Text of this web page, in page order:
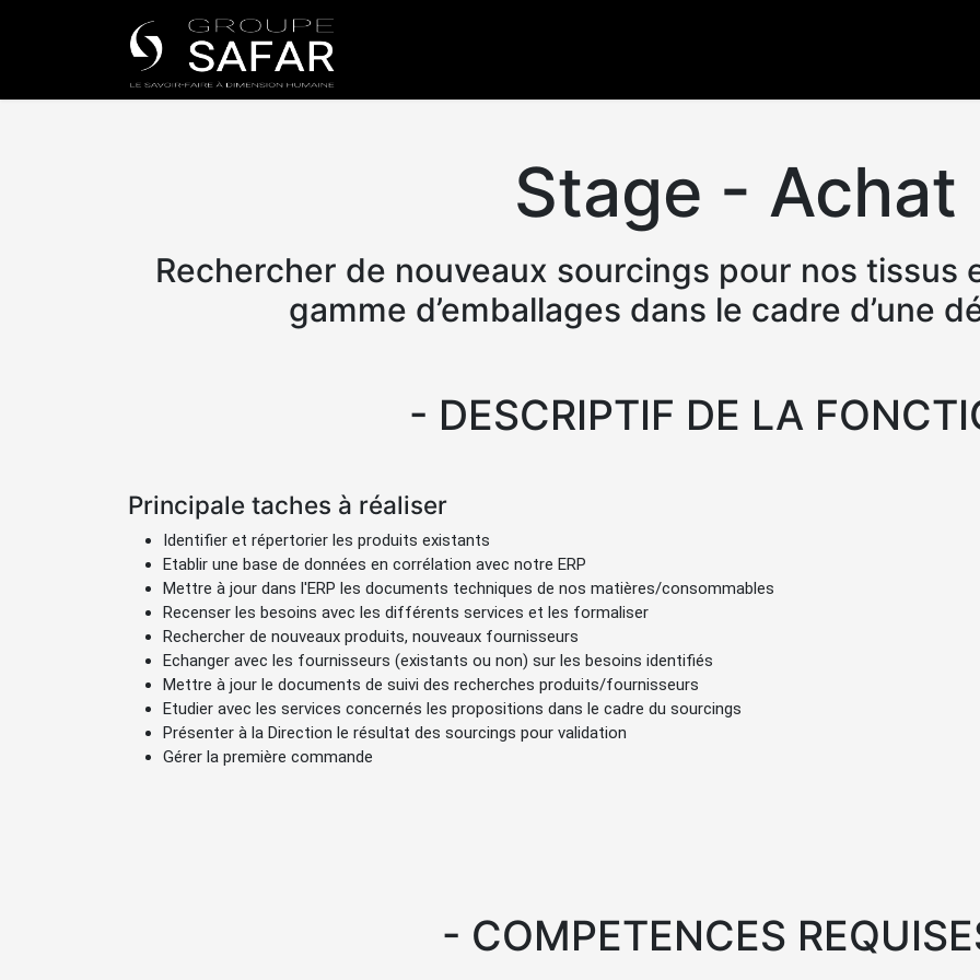
Stage - Achat
Rechercher de nouveaux sourcings pour nos tissus
gamme d’emballages dans le cadre d’une
- DESCRIPTIF DE LA
Principale taches à réaliser
Identifier et répertorier les produits existants
Etablir une base de données en corrélation avec notre ERP
Mettre à jour dans l'ERP les documents techniques de nos matières/consommables
Recenser les besoins avec les différents services et les formaliser
Rechercher de nouveaux produits, nouveaux fournisseurs
Echanger avec les fournisseurs (existants ou non) sur les besoins identifiés
Mettre à jour le documents de suivi des recherches produits/fournisseurs
Etudier avec les services concernés les propositions dans le cadre du sourcings
Présenter à la Direction le résultat des sourcings pour validation
Gérer la première commande
- COMPETENCES